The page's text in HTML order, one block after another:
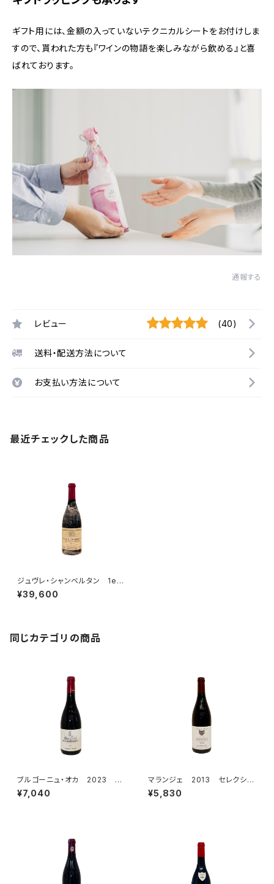
ギフト用には、金額の入っていないテクニカルシートをお付けしま
すので、貰われた方も『ワインの物語を楽しみながら飲める』と喜
ばれております。
通報する
レビュー (40)
送料・配送方法について
お支払い方法について
最近チェックした商品
ジュヴレ・シャンベルタン 1er
cru クロ・サン・ジャック 201
3 ルイ・ジャド
¥39,600
同じカテゴリの商品
ブルゴーニュ・オカ 2023 シ
プリアン・アルロー
¥7,040
マランジェ 2013 セレクショ
ン・パトリック・クレルジェ
¥5,830